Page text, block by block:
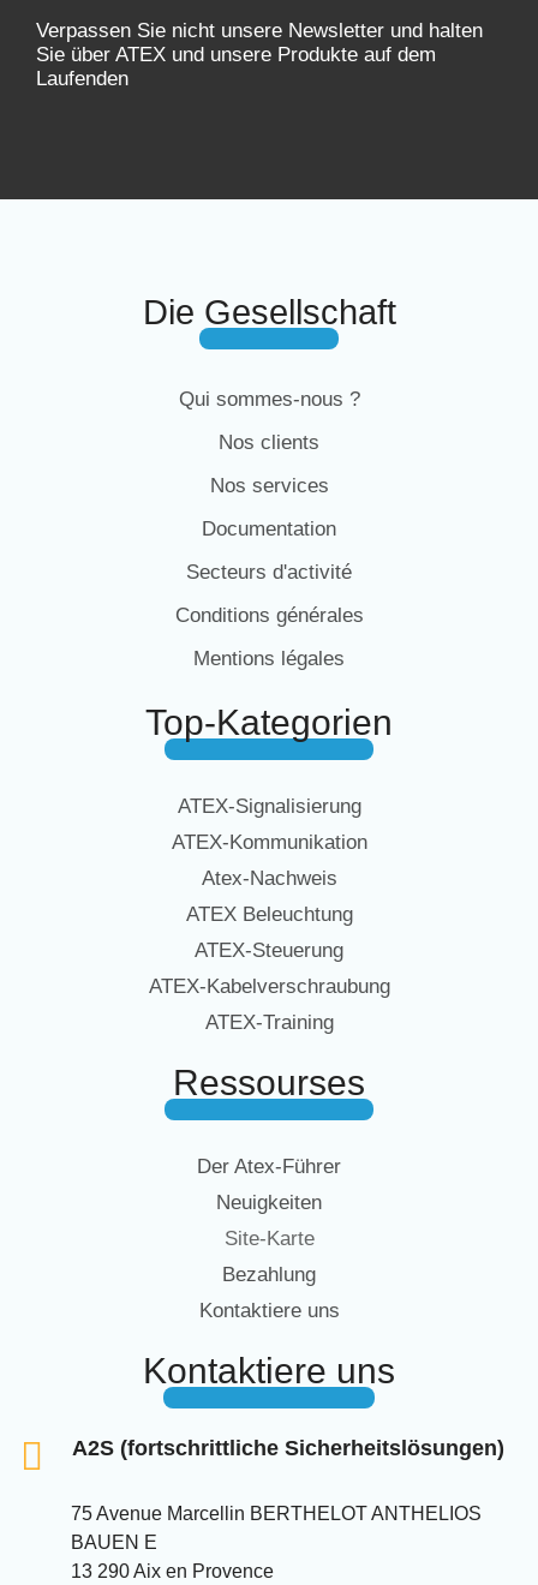
Verpassen Sie nicht unsere Newsletter und halten
Sie über ATEX und unsere Produkte auf dem
Laufenden
Die Gesellschaft
Qui sommes-nous ?
Nos clients
Nos services
Documentation
Secteurs d'activité
Conditions générales
Mentions légales
Top-Kategorien
ATEX-Signalisierung
ATEX-Kommunikation
Atex-Nachweis
ATEX Beleuchtung
ATEX-Steuerung
ATEX-Kabelverschraubung
ATEX-Training
Ressourses
Der Atex-Führer
Neuigkeiten
Site-Karte
Bezahlung
Kontaktiere uns
Kontaktiere uns
A2S (fortschrittliche Sicherheitslösungen)
75 Avenue Marcellin BERTHELOT ANTHELIOS
BAUEN E
13 290 Aix en Provence